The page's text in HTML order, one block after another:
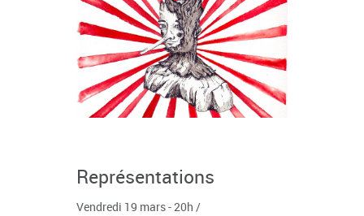
Représentations
Vendredi 19 mars - 20h /